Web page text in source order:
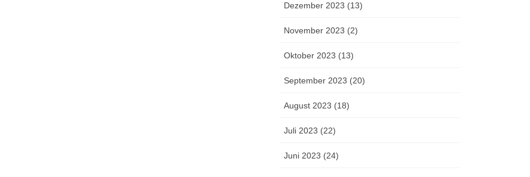
Dezember 2023 (13)
November 2023 (2)
Oktober 2023 (13)
September 2023 (20)
August 2023 (18)
Juli 2023 (22)
Juni 2023 (24)